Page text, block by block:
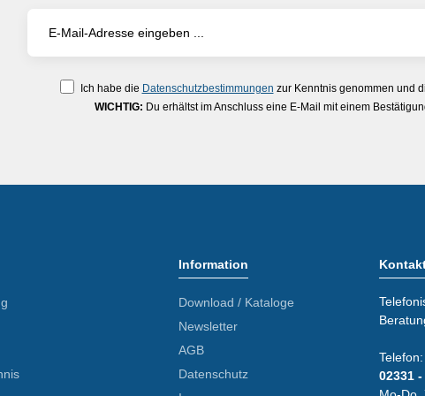
Ich habe die Datenschutzbestimmungen zur Kenntnis genommen und
WICHTIG: Du erhältst im Anschluss eine E-Mail mit einem
Information
Download / Kataloge
Newsletter
AGB
Datenschutz
Telefon:
02331